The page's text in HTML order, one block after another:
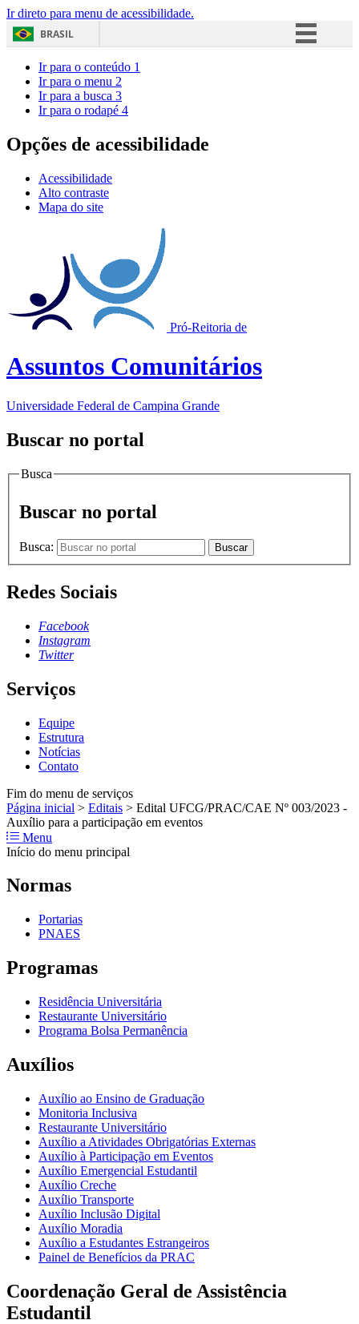
Ir direto para menu de acessibilidade.
BRASIL
Acesso à informação
Ir para o conteúdo 1
Ir para o menu 2
Ir para a busca 3
Ir para o rodapé 4
Opções de acessibilidade
Acessibilidade
Alto contraste
Mapa do site
Pró-Reitoria de
Assuntos Comunitários
Universidade Federal de Campina Grande
Buscar no portal
Busca
Buscar no portal
Busca: Buscar
Redes Sociais
Facebook
Instagram
Twitter
Serviços
Equipe
Estrutura
Notícias
Contato
Fim do menu de serviços
Página inicial > Editais > Edital UFCG/PRAC/CAE Nº 003/2023 -
Auxílio para a participação em eventos
Menu
Início do menu principal
Normas
Portarias
PNAES
Programas
Residência Universitária
Restaurante Universitário
Programa Bolsa Permanência
Auxílios
Auxílio ao Ensino de Graduação
Monitoria Inclusiva
Restaurante Universitário
Auxílio a Atividades Obrigatórias Externas
Auxílio à Participação em Eventos
Auxílio Emergencial Estudantil
Auxílio Creche
Auxílio Transporte
Auxílio Inclusão Digital
Auxílio Moradia
Auxílio a Estudantes Estrangeiros
Painel de Benefícios da PRAC
Coordenação Geral de Assistência
Estudantil